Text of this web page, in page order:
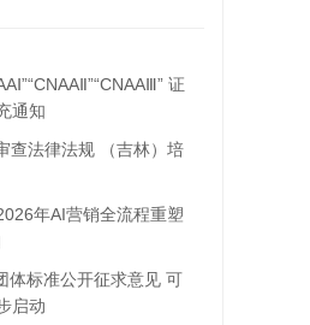
证
通知
查法律法规 （吉林）培
年AI营销全流程重塑
体标准公开征求意见 可
启动